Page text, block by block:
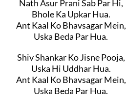
Nath Asur Prani Sab Par Hi,
Bhole Ka Upkar Hua.
Ant Kaal Ko Bhavsagar Mein,
Uska Beda Par Hua.
Shiv Shankar Ko Jisne Pooja,
Uska Hi Uddhar Hua.
Ant Kaal Ko Bhavsagar Mein,
Uska Beda Par Hua.